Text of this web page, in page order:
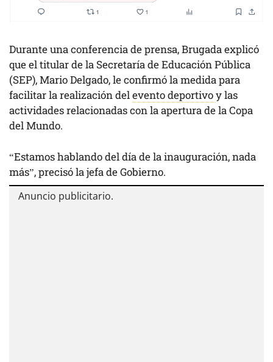
Durante una conferencia de prensa, Brugada explicó
que el titular de la Secretaría de Educación Pública
(SEP), Mario Delgado, le confirmó la medida para
facilitar la realización delevento deportivoy las
actividades relacionadas con la apertura de la Copa
del Mundo.
“Estamos hablando del día de la inauguración, nada
más”, precisó la jefa de Gobierno.